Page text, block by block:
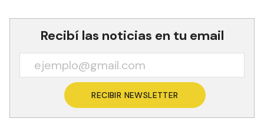
Recibí las noticias en tu email
RECIBIR NEWSLETTER